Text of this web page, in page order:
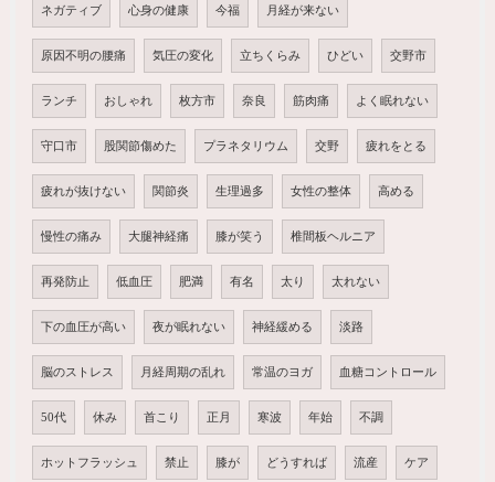
ネガティブ 心身の健康 今福 月経が来ない
原因不明の腰痛 気圧の変化 立ちくらみ ひどい 交野市
ランチ おしゃれ 枚方市 奈良 筋肉痛 よく眠れない
守口市 股関節傷めた プラネタリウム 交野 疲れをとる
疲れが抜けない 関節炎 生理過多 女性の整体 高める
慢性の痛み 大腿神経痛 膝が笑う 椎間板ヘルニア
再発防止 低血圧 肥満 有名 太り 太れない
下の血圧が高い 夜が眠れない 神経緩める 淡路
脳のストレス 月経周期の乱れ 常温のヨガ 血糖コントロール
50代 休み 首こり 正月 寒波 年始 不調
ホットフラッシュ 禁止 膝が どうすれば 流産 ケア